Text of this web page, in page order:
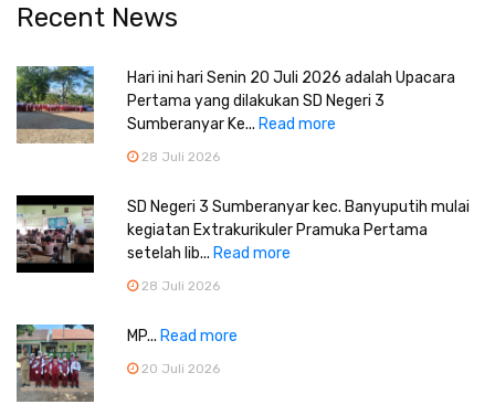
Recent News
Hari ini hari Senin 20 Juli 2026 adalah Upacara
Pertama yang dilakukan SD Negeri 3
Sumberanyar Ke... Read more
28 Juli 2026
SD Negeri 3 Sumberanyar kec. Banyuputih mulai
kegiatan Extrakurikuler Pramuka Pertama
setelah lib... Read more
28 Juli 2026
MP... Read more
20 Juli 2026